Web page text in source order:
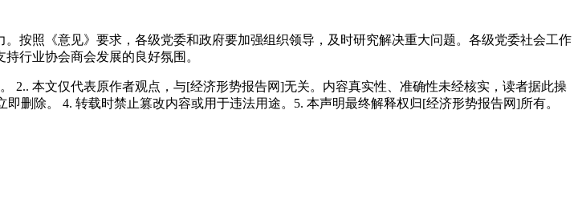
照《意见》要求，各级党委和政府要加强组织领导，及时研究解决重大问题。各级党委社会工作
行业协会商会发展的良好氛围。
2.. 本文仅代表原作者观点，与[经济形势报告网]无关。内容真实性、准确性未经核实，读者据此操
删除。 4. 转载时禁止篡改内容或用于违法用途。5. 本声明最终解释权归[经济形势报告网]所有。